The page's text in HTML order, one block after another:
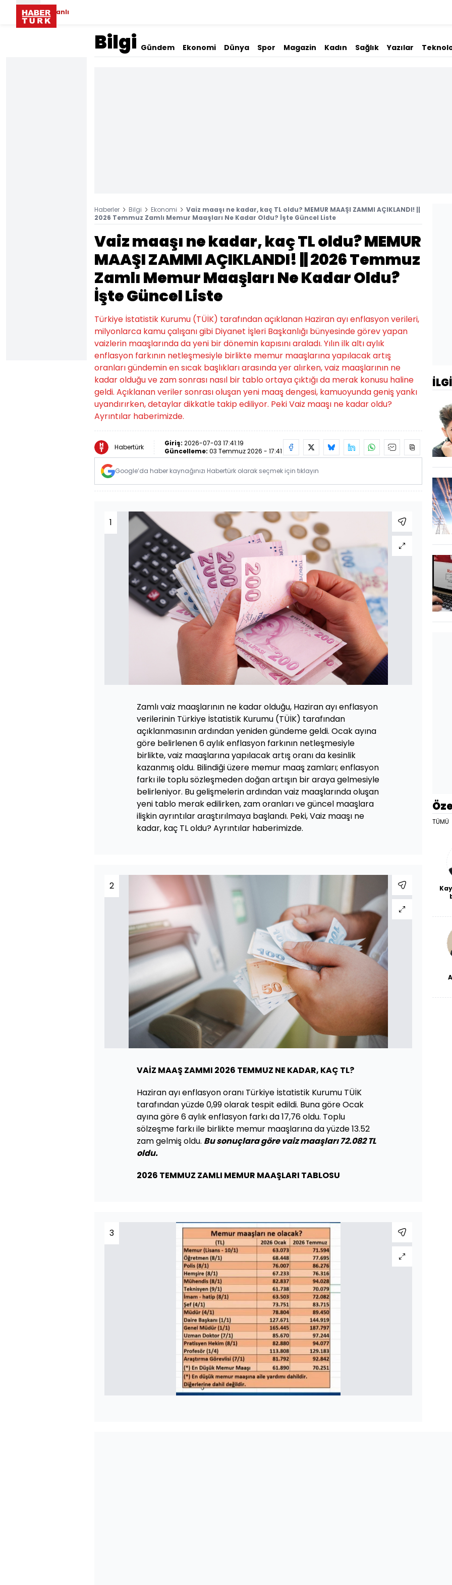
Canlı
Bilgi Gündem Ekonomi Dünya Spor Magazin Kadın Sağlık Yazılar
Haberler Bilgi Ekonomi
Vaiz maaşı ne kadar, kaç TL oldu? MEMUR MAAŞI ZAMMI AÇIKLANDI! ||
2026 Temmuz Zamlı Memur Maaşları Ne Kadar Oldu? İşte Güncel Liste
Vaiz maaşı ne kadar, kaç TL oldu? MEMUR
MAAŞI ZAMMI AÇIKLANDI! || 2026 Temmuz
Zamlı Memur Maaşları Ne Kadar Oldu?
İşte Güncel Liste
Türkiye İstatistik Kurumu (TÜİK) tarafından açıklanan Haziran ayı enflasyon verileri,
milyonlarca kamu çalışanı gibi Diyanet İşleri Başkanlığı bünyesinde görev yapan
vaizlerin maaşlarında da yeni bir dönemin kapısını araladı. Yılın ilk altı aylık
enflasyon farkının netleşmesiyle birlikte memur maaşlarına yapılacak artış
oranları gündemin en sıcak başlıkları arasında yer alırken, vaiz maaşlarının ne
kadar olduğu ve zam sonrası nasıl bir tablo ortaya çıktığı da merak konusu haline
geldi. Açıklanan veriler sonrası oluşan yeni maaş dengesi, kamuoyunda geniş yankı
uyandırırken, detaylar dikkatle takip ediliyor. Peki Vaiz maaşı ne kadar oldu?
Ayrıntılar haberimizde.
Habertürk Giriş: 2026-07-03 17:41:19
Güncelleme: 03 Temmuz 2026 - 17:41
Google’da haber kaynağınızı Habertürk olarak seçmek için tıklayın
1
Zamlı vaiz maaşlarının ne kadar olduğu, Haziran ayı enflasyon
verilerinin Türkiye İstatistik Kurumu (TÜİK) tarafından
açıklanmasının ardından yeniden gündeme geldi. Ocak ayına
göre belirlenen 6 aylık enflasyon farkının netleşmesiyle
birlikte, vaiz maaşlarına yapılacak artış oranı da kesinlik
kazanmış oldu. Bilindiği üzere memur maaş zamları; enflasyon
farkı ile toplu sözleşmeden doğan artışın bir araya gelmesiyle
belirleniyor. Bu gelişmelerin ardından vaiz maaşlarında oluşan
yeni tablo merak edilirken, zam oranları ve güncel maaşlara
ilişkin ayrıntılar araştırılmaya başlandı. Peki, Vaiz maaşı ne
kadar, kaç TL oldu? Ayrıntılar haberimizde.
2
VAİZ MAAŞ ZAMMI 2026 TEMMUZ NE KADAR, KAÇ TL?
Haziran ayı enflasyon oranı Türkiye İstatistik Kurumu TÜİK
tarafından yüzde 0,99 olarak tespit edildi. Buna göre Ocak
ayına göre 6 aylık enflasyon farkı da 17,76 oldu. Toplu
sölzeşme farkı ile birlikte memur maaşlarına da yüzde 13.52
zam gelmiş oldu. Bu sonuçlara göre vaiz maaşları 72.082 TL
oldu.
2026 TEMMUZ ZAMLI MEMUR MAAŞLARI TABLOSU
3
TÜMÜ